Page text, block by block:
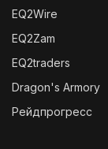
EQ2Wire
EQ2Zam
EQ2traders
Dragon's Armory
Рейдпрогресс